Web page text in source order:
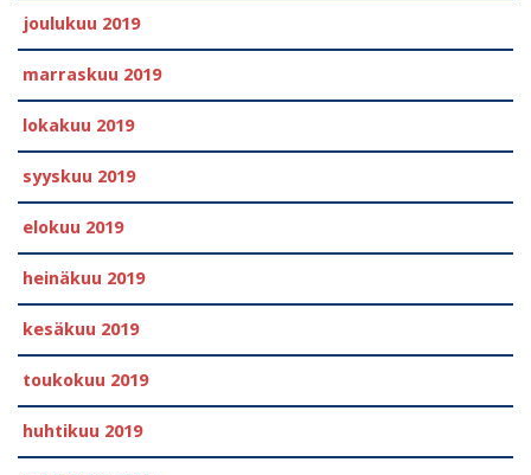
joulukuu 2019
marraskuu 2019
lokakuu 2019
syyskuu 2019
elokuu 2019
heinäkuu 2019
kesäkuu 2019
toukokuu 2019
huhtikuu 2019